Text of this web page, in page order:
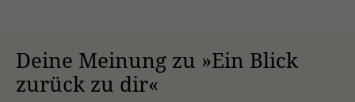
Deine Meinung zu »Ein Blick
zurück zu dir«